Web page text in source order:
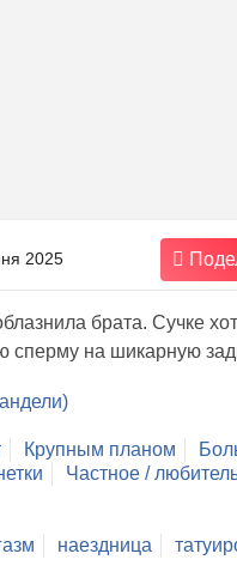
2025
брата. Сучке
сперму на шикарную
Крупным планом
Частное /
наездница